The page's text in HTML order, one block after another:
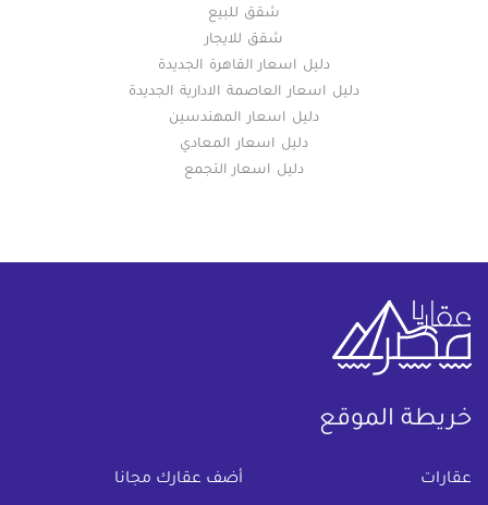
شقق للبيع
شقق للايجار
دليل اسعار القاهرة الجديدة
دليل اسعار العاصمة الادارية الجديدة
دليل اسعار المهندسين
دليل اسعار المعادي
دليل اسعار التجمع
خريطة الموقع
عقارات أضف عقارك مجانا